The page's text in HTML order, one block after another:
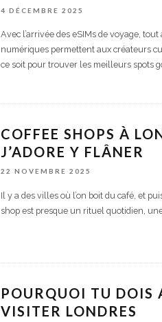
4 DÉCEMBRE 2025
Avec l’arrivée des eSIMs de voyage,
numériques permettent aux créateurs
ce soit pour trouver les meilleurs spots
COFFEE SHOPS À
J’ADORE Y FLÂNER
22 NOVEMBRE 2025
Il y a des villes où l’on boit du café, et
shop est presque un rituel quotidien,
POURQUOI TU DOIS
VISITER LONDRES